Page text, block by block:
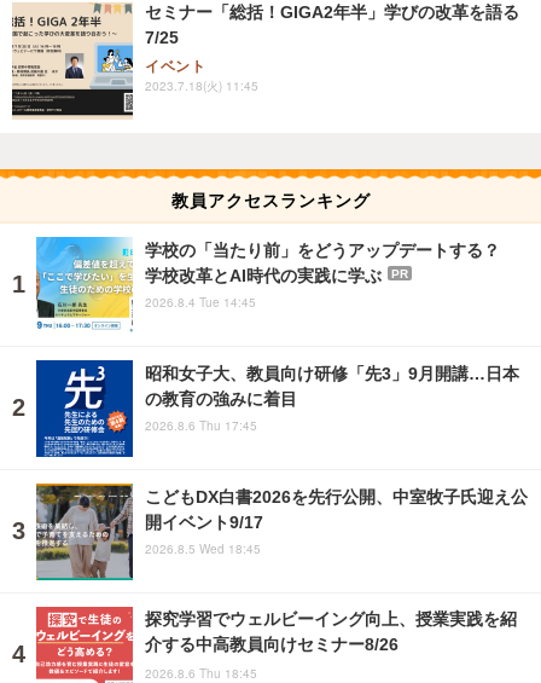
セミナー「総括！GIGA2年半」学びの改革を語る
7/25
イベント
2023.7.18(火) 11:45
教員アクセスランキング
学校の「当たり前」をどうアップデートする？
学校改革とAI時代の実践に学ぶ
PR
2026.8.4 Tue 14:45
昭和女子大、教員向け研修「先3」9月開講…日本
の教育の強みに着目
2026.8.6 Thu 17:45
こどもDX白書2026を先行公開、中室牧子氏迎え公
開イベント9/17
2026.8.5 Wed 18:45
探究学習でウェルビーイング向上、授業実践を紹
介する中高教員向けセミナー8/26
2026.8.6 Thu 18:45